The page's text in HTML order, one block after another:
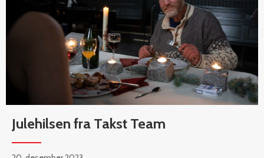
Julehilsen fra Takst Team